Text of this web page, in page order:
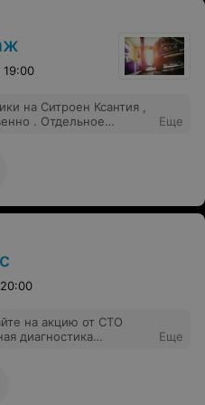
19:00
на Ситроен Ксантия ,
. Отдельное
Еще
на акцию от СТО
диагностика
стучало с правой
на
час.Сделали
Еще